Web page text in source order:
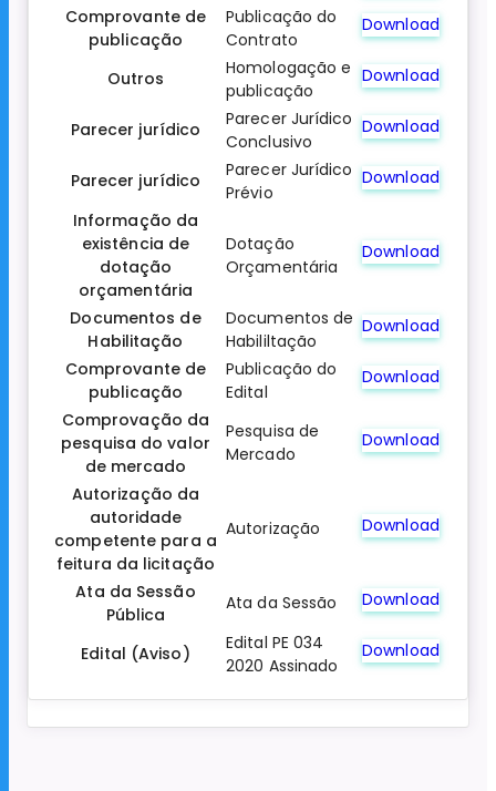
Comprovante de
publicação
Publicação do
Contrato
Download
Outros
Homologação e
publicação
Download
Parecer jurídico
Parecer Jurídico
Conclusivo
Download
Parecer jurídico
Parecer Jurídico
Prévio
Download
Informação da
existência de
dotação
orçamentária
Dotação
Orçamentária
Download
Documentos de
Habilitação
Documentos de
Habililtação
Download
Comprovante de
publicação
Publicação do
Edital
Download
Comprovação da
pesquisa do valor
de mercado
Pesquisa de
Mercado
Download
Autorização da
autoridade
competente para a
feitura da licitação
Autorização Download
Ata da Sessão
Pública
Ata da Sessão Download
Edital (Aviso)
Edital PE 034
2020 Assinado
Download